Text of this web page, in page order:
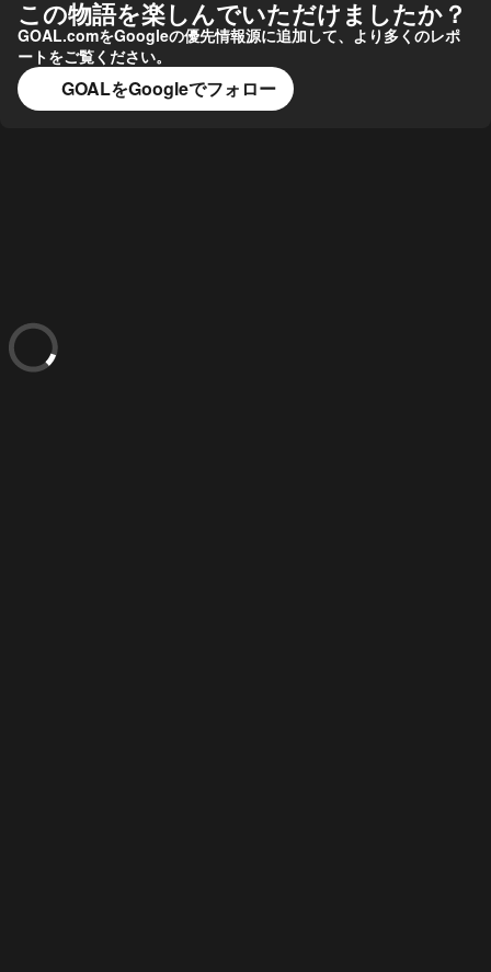
この物語を楽しんでいただけましたか？
GOAL.comをGoogleの優先情報源に追加して、より多くのレポ
ートをご覧ください。
GOALをGoogleでフォロー